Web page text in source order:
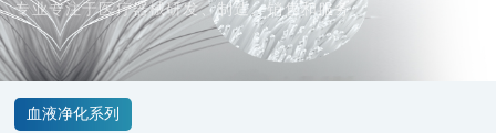
专业专注于医疗器械研发、制造、销售和服务
血液净化系列